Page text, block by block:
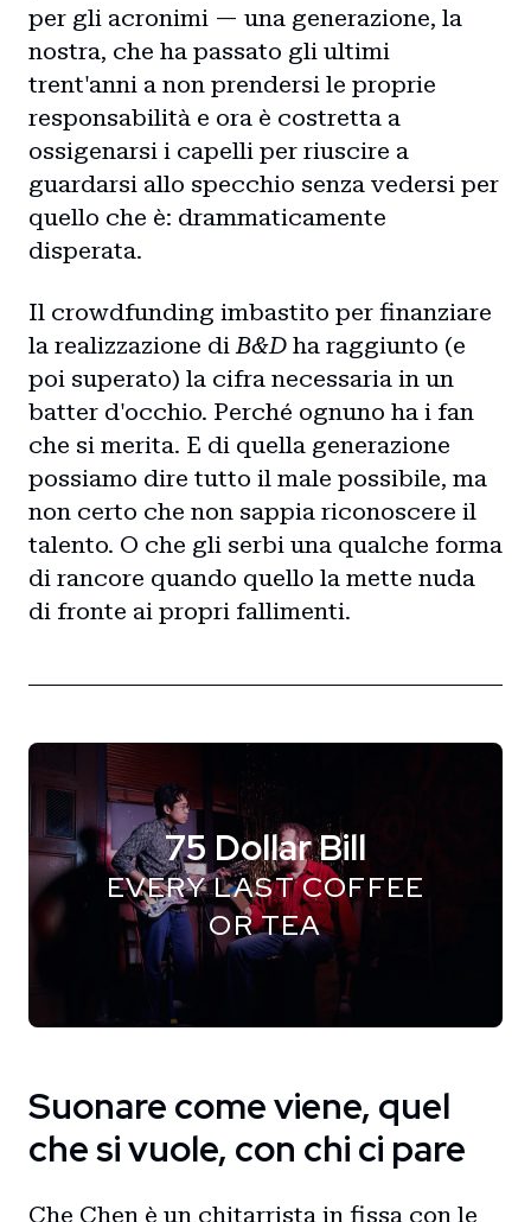
per gli acronimi — una generazione, la
nostra, che ha passato gli ultimi
trent'anni a non prendersi le proprie
responsabilità e ora è costretta a
ossigenarsi i capelli per riuscire a
guardarsi allo specchio senza vedersi per
quello che è: drammaticamente
disperata.
Il crowdfunding imbastito per finanziare
la realizzazione diB&D ha raggiunto (e
poi superato) la cifra necessaria in un
batter d'occhio. Perché ognuno ha i fan
che si merita. E di quella generazione
possiamo dire tutto il male possibile, ma
non certo che non sappia riconoscere il
talento. O che gli serbi una qualche forma
di rancore quando quello la mette nuda
di fronte ai propri fallimenti.
75 Dollar Bill
EVERY LAST COFFEE
OR TEA
Suonare come viene, quel
che si vuole, con chi ci pare
Che Chen è un chitarrista in fissa con le